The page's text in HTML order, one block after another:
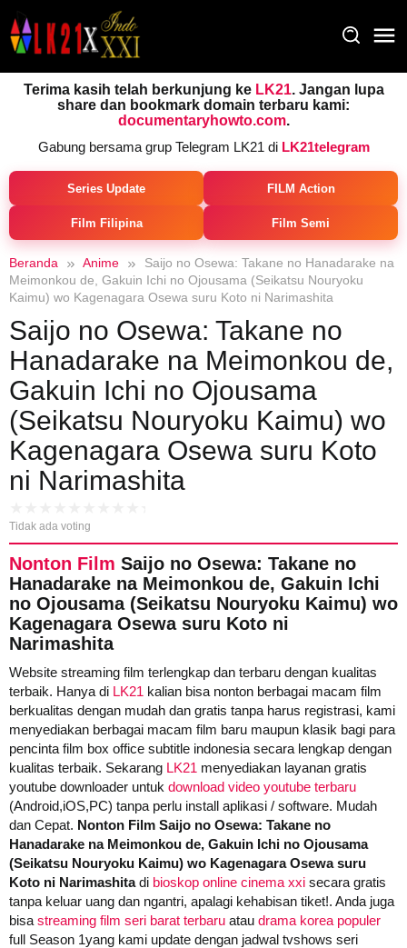
ke
konten
Terima kasih telah berkunjung ke LK21. Jangan lupa
share dan bookmark domain terbaru kami:
documentaryhowto.com.
Gabung bersama grup Telegram LK21 di LK21telegram
Series Update FILM Action
Film Filipina Film Semi
Beranda Anime
Saijo no Osewa: Takane no Hanadarake na
Meimonkou de, Gakuin Ichi no Ojousama (Seikatsu Nouryoku
Kaimu) wo Kagenagara Osewa suru Koto ni Narimashita
Saijo no Osewa: Takane no
Hanadarake na Meimonkou de,
Gakuin Ichi no Ojousama
(Seikatsu Nouryoku Kaimu) wo
Kagenagara Osewa suru Koto
ni Narimashita
Tidak ada voting
Nonton Film Saijo no Osewa: Takane no
Hanadarake na Meimonkou de, Gakuin Ichi
no Ojousama (Seikatsu Nouryoku Kaimu) wo
Kagenagara Osewa suru Koto ni
Narimashita
Website streaming film terlengkap dan terbaru dengan kualitas
terbaik. Hanya di LK21 kalian bisa nonton berbagai macam film
berkualitas dengan mudah dan gratis tanpa harus registrasi, kami
menyediakan berbagai macam film baru maupun klasik bagi para
pencinta film box office subtitle indonesia secara lengkap dengan
kualitas terbaik. Sekarang LK21 menyediakan layanan gratis
youtube downloader untuk download video youtube terbaru
(Android,iOS,PC) tanpa perlu install aplikasi / software. Mudah
dan Cepat. Nonton Film Saijo no Osewa: Takane no
Hanadarake na Meimonkou de, Gakuin Ichi no Ojousama
(Seikatsu Nouryoku Kaimu) wo Kagenagara Osewa suru
Koto ni Narimashitadi bioskop online cinema xxi secara gratis
tanpa keluar uang dan ngantri, apalagi kehabisan tiket!. Anda juga
bisa streaming film seri barat terbaru atau drama korea populer
full Season 1yang kami update dengan jadwal tvshows seri